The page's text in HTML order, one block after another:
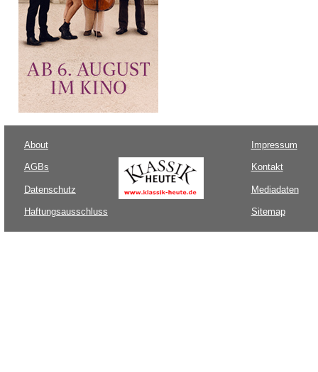
About
AGBs
Datenschutz
Haftungsausschluss
Impressum
Kontakt
Mediadaten
Sitemap